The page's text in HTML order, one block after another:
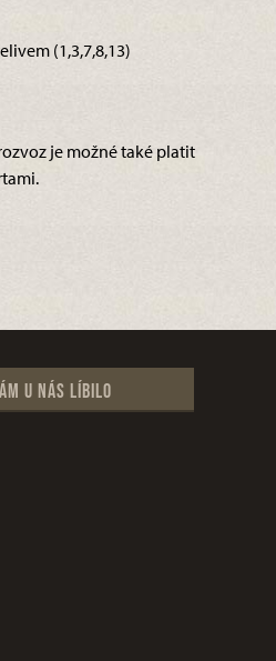
(1,3,7,8,13)
je možné také platit
u nás líbilo